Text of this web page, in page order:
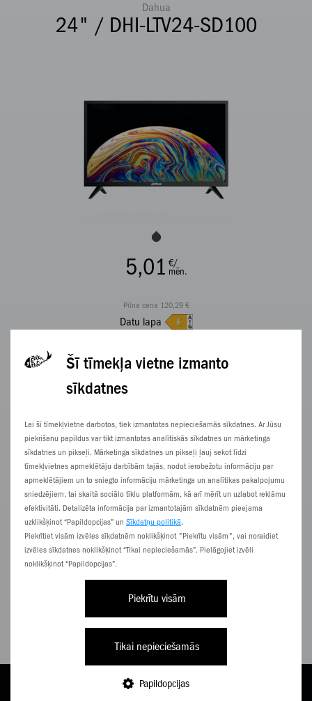
Šī tīmekļa vietne izmanto
sīkdatnes
Lai šī tīmekļvietne darbotos, tiek izmantotas nepieciešamās sīkdatnes. Ar Jūsu
piekrišanu papildus var tikt izmantotas analītiskās sīkdatnes un mārketinga
sīkdatnes un pikseļi. Mārketinga sīkdatnes un pikseļi ļauj sekot līdzi
tīmekļvietnes apmeklētāju darbībām tajās, nodot ierobežotu informāciju par
apmeklētājiem un to sniegto informāciju mārketinga un analītikas pakalpojumu
sniedzējiem, tai skaitā sociālo tīklu platformām, kā arī mērīt un uzlabot reklāmu
efektivitāti. Detalizēta informācija par izmantotajām sīkdatnēm pieejama
uzklikšķinot “Papildopcijas” un Sīkdatņu politikā.
Piekrītiet visām izvēles sīkdatnēm noklikšķinot "Piekrītu visām", vai noraidiet
izvēles sīkdatnes noklikšķinot “Tikai nepieciešamās”. Pielāgojiet izvēli
noklikšķinot “Papildopcijas”.
Piekrītu visām
Tikai nepieciešamās
Papildopcijas
E-VEIKALS
Dahua
24" / DHI-LTV24-SD100
5,01 €/
mēn.
Pilna cena 120,29 €
Datu lapa
39.5" / DHI-LTV40-SD200
7,34mēn.